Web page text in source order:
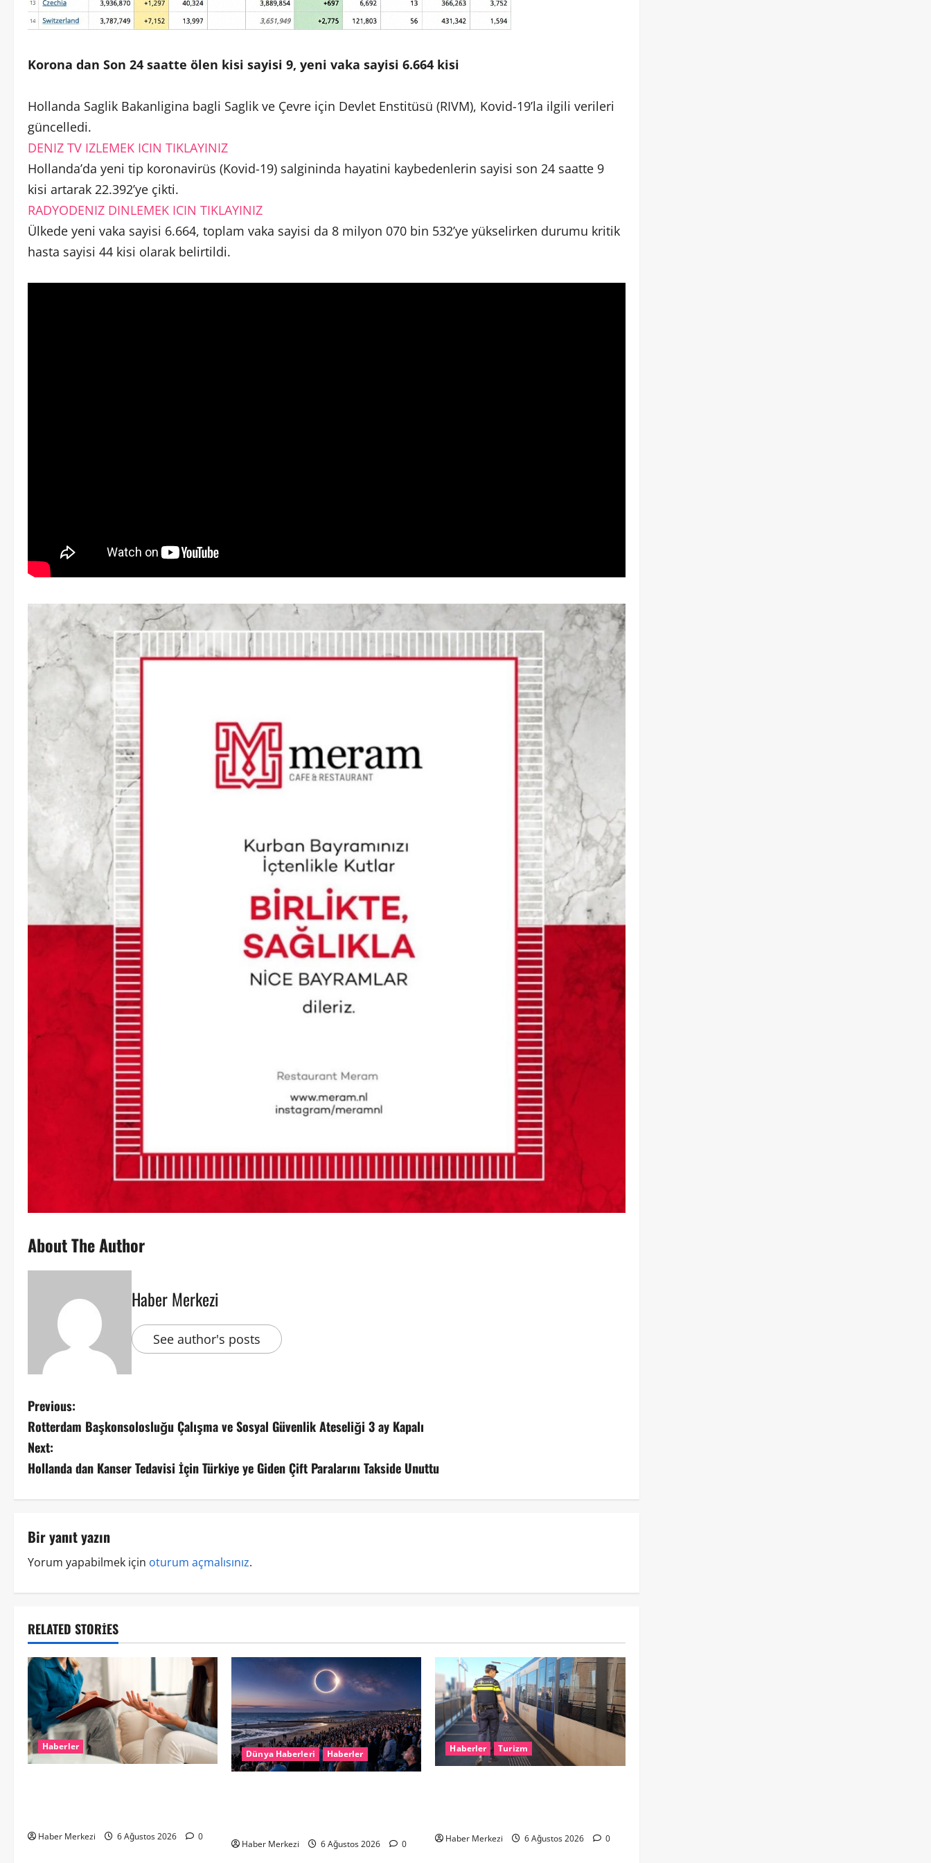
Korona dan Son 24 saatte ölen kisi sayisi 9, yeni vaka sayisi 6.664 kisi
Hollanda Saglik Bakanligina bagli Saglik ve Çevre için Devlet Enstitüsü (RIVM), Kovid-19’la ilgili verileri
güncelledi.
DENIZ TV IZLEMEK ICIN TIKLAYINIZ
Hollanda’da yeni tip koronavirüs (Kovid-19) salgininda hayatini kaybedenlerin sayisi son 24 saatte 9
kisi artarak 22.392’ye çikti.
RADYODENIZ DINLEMEK ICIN TIKLAYINIZ
Ülkede yeni vaka sayisi 6.664, toplam vaka sayisi da 8 milyon 070 bin 532’ye yükselirken durumu kritik
hasta sayisi 44 kisi olarak belirtildi.
About The Author
Haber Merkezi
See author's posts
Previous:
Rotterdam Başkonsolosluğu Çalışma ve Sosyal Güvenlik Ateseliği 3 ay Kapalı
Next:
Hollanda dan Kanser Tedavisi İçin Türkiye ye Giden Çift Paralarını Takside Unuttu
Bir yanıt yazın
Yorum yapabilmek için oturum açmalısınız.
RELATED STORIES
Haberler
Haber Merkezi 6 Ağustos 2026 0
Dünya Haberleri Haberler
Haber Merkezi 6 Ağustos 2026 0
Haberler Turizm
Haber Merkezi 6 Ağustos 2026 0